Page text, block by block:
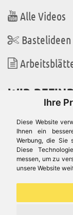
Ihre
Diese Website
Ihnen ein
Werbung, die Sie
Diese
messen, um zu
unsere Website
Alle Videos
Bastelideen
WIR
Es gibt uns auch in